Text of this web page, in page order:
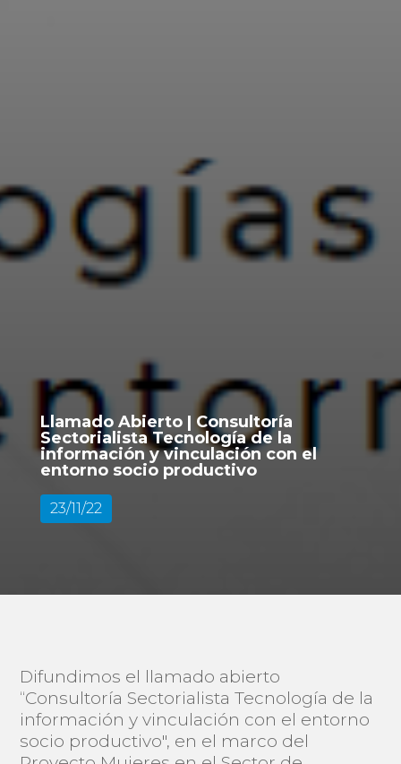
Llamado Abierto | Consultoría
Sectorialista Tecnología de la
información y vinculación con el
entorno socio productivo
23/11/22
Difundimos el llamado abierto
“Consultoría Sectorialista Tecnología de la
información y vinculación con el entorno
socio productivo", en el marco del